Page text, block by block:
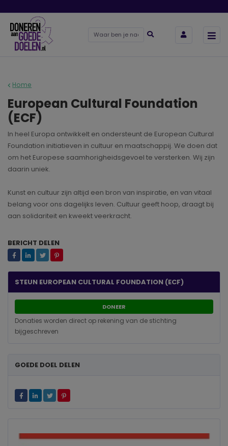
Home
European Cultural Foundation
(ECF)
In heel Europa ontwikkelt en ondersteunt de European Cultural
Foundation initiatieven in cultuur en maatschappij. We doen dat
om het Europese saamhorigheidsgevoel te versterken. Wij zijn
daarin uniek.
Kunst en cultuur zijn altijd een bron van inspiratie, en van vitaal
belang voor ons dagelijks leven. Cultuur geeft hoop, draagt bij
aan solidariteit en kweekt veerkracht.
BERICHT DELEN
STEUN EUROPEAN CULTURAL FOUNDATION (ECF)
DONEER
Donaties worden direct op rekening van de stichting
bijgeschreven
GOEDE DOEL DELEN